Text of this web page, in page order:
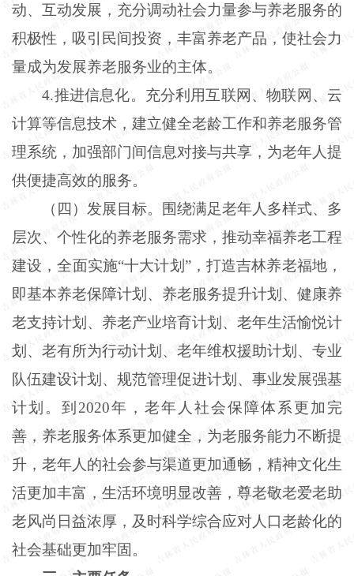
动、互动发展，充分调动社会力量参与养老服务的
积极性，吸引民间投资，丰富养老产品，使社会力
量成为发展养老服务业的主体。
4.推进信息化。充分利用互联网、物联网、云
计算等信息技术，建立健全老龄工作和养老服务管
理系统，加强部门间信息对接与共享，为老年人提
供便捷高效的服务。
（四）发展目标。围绕满足老年人多样式、多
层次、个性化的养老服务需求，推动幸福养老工程
建设，全面实施“十大计划”，打造吉林养老福地，
即基本养老保障计划、养老服务提升计划、健康养
老支持计划、养老产业培育计划、老年生活愉悦计
划、老有所为行动计划、老年维权援助计划、专业
队伍建设计划、规范管理促进计划、事业发展强基
计划。到2020年，老年人社会保障体系更加完
善，养老服务体系更加健全，为老服务能力不断提
升，老年人的社会参与渠道更加通畅，精神文化生
活更加丰富，生活环境明显改善，尊老敬老爱老助
老风尚日益浓厚，及时科学综合应对人口老龄化的
社会基础更加牢固。